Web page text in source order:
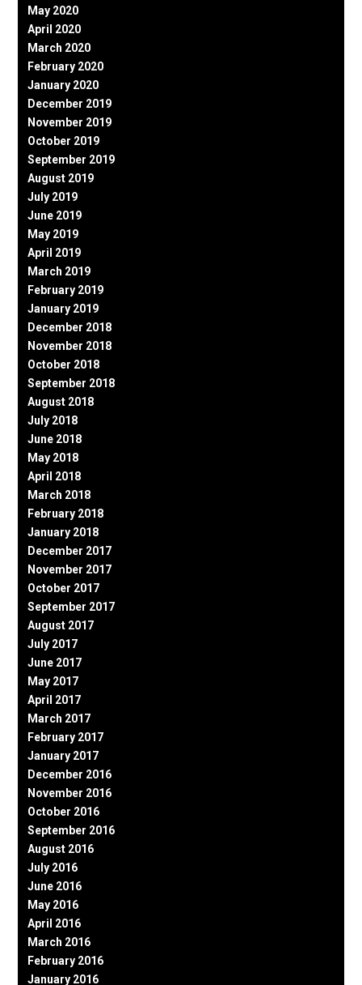
May 2020
April 2020
March 2020
February 2020
January 2020
December 2019
November 2019
October 2019
September 2019
August 2019
July 2019
June 2019
May 2019
April 2019
March 2019
February 2019
January 2019
December 2018
November 2018
October 2018
September 2018
August 2018
July 2018
June 2018
May 2018
April 2018
March 2018
February 2018
January 2018
December 2017
November 2017
October 2017
September 2017
August 2017
July 2017
June 2017
May 2017
April 2017
March 2017
February 2017
January 2017
December 2016
November 2016
October 2016
September 2016
August 2016
July 2016
June 2016
May 2016
April 2016
March 2016
February 2016
January 2016